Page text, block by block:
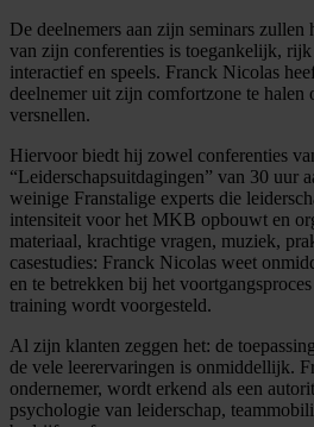
De deelnemers aan zijn seminars
van zijn conferenties is toegankelijk,
interactief en speels. Franck Nicolas
deelnemer uit zijn comfortzone te halen
versnellen.
Hiervoor biedt hij zowel conferenties
“Leiderschapsuitdagingen” van 30 uur
weinige Franstalige experts die
intensiteit voor het MKB opbouwt en
materiaal, krachtige vragen, muziek,
casestudies: Franck Nicolas weet
en te betrekken bij het
training wordt voorgesteld.
Al zijn klanten zeggen het: de
de vele leerervaringen is onmiddellijk.
ondernemer, wordt erkend als een
psychologie van leiderschap,